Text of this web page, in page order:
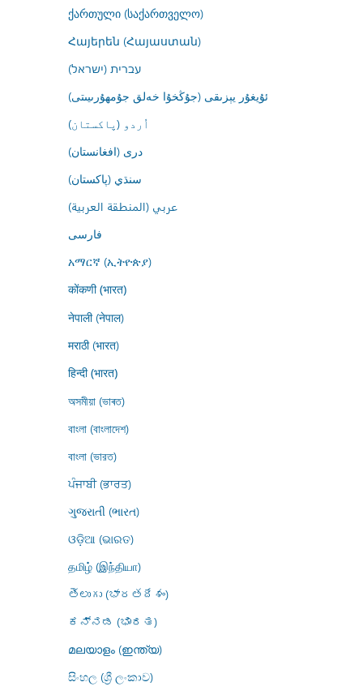
ქართული (საქართველო)
Հայերեն (Հայաստան)
עברית (ישראל)
ئۇيغۇر يېزىقى (جۇڭخۇا خەلق جۇمھۇرىيىتى)
اُردو (پاکستان)
درى (افغانستان)
سنڌي (پاکستان)
عربي (المنطقة العربية)
فارسى
አማርኛ (ኢትዮጵያ)
कोंकणी (भारत)
नेपाली (नेपाल)
मराठी (भारत)
हिन्दी (भारत)
অসমীয়া (ভাৰত)
বাংলা (বাংলাদেশ)
বাংলা (ভারত)
ਪੰਜਾਬੀ (ਭਾਰਤ)
ગુજરાતી (ભારત)
ଓଡ଼ିଆ (ଭାରତ)
தமிழ் (இந்தியா)
తెలుగు (భారతదేశం)
ಕನ್ನಡ (ಭಾರತ)
മലയാളം (ഇന്ത്യ)
සිංහල (ශ්‍රී ලංකාව)